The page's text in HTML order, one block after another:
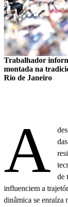
Trabalhador
montada na
Rio de Janeiro
A
de
influenciem a
dinâmica se enraíza